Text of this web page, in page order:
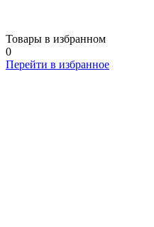
Товары в избранном
0
Перейти в избранное